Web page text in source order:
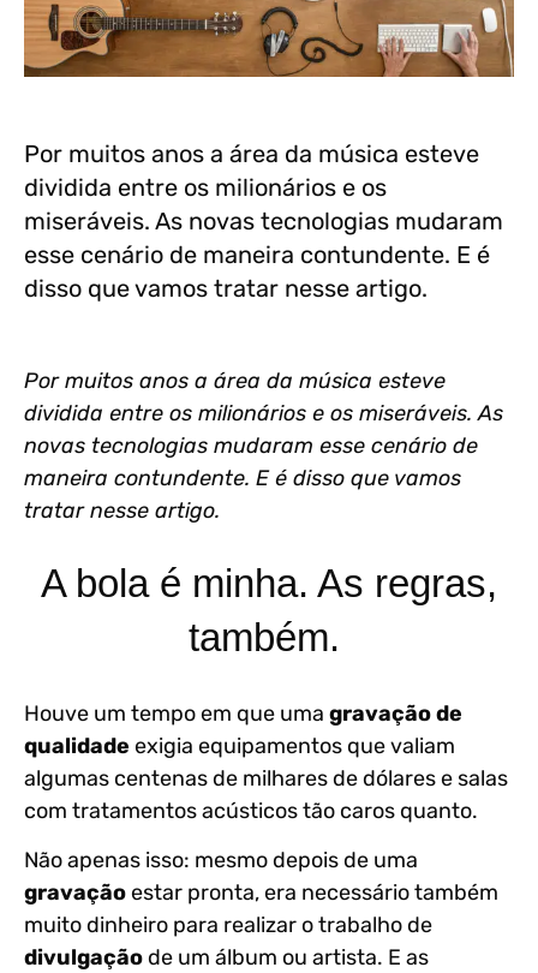
Por muitos anos a área da música esteve
dividida entre os milionários e os
miseráveis. As novas tecnologias mudaram
esse cenário de maneira contundente. E é
disso que vamos tratar nesse artigo.
Por muitos anos a área da música esteve
dividida entre os milionários e os miseráveis. As
novas tecnologias mudaram esse cenário de
maneira contundente. E é disso que vamos
tratar nesse artigo.
A bola é minha. As regras,
também.
Houve um tempo em que uma gravação de
qualidade exigia equipamentos que valiam
algumas centenas de milhares de dólares e salas
com tratamentos acústicos tão caros quanto.
Não apenas isso: mesmo depois de uma
gravaçãoestar pronta, era necessário também
muito dinheiro para realizar o trabalho de
divulgaçãode um álbum ou artista. E as